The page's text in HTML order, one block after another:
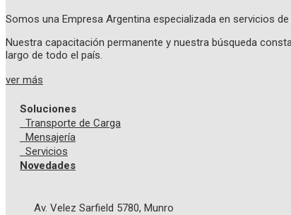
Somos una Empresa Argentina especializada en servicios
Nuestra capacitación permanente y nuestra búsqueda
largo de todo el país.
ver más
Soluciones
Transporte de Carga
Mensajería
Servicios
Novedades
Av. Velez Sarfield 5780, Munro